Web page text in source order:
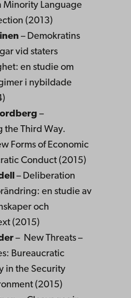
Minority Language
(2013)
– Demokratins
vid staters
en studie om
i nybildade
–
the Third Way.
Forms of Economic
Conduct (2015)
– Deliberation
en studie av
och
(2015)
– New Threats –
Bureaucratic
in the Security
(2015)